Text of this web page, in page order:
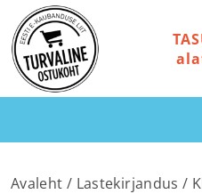
Avaleht / Lastekirjandus /